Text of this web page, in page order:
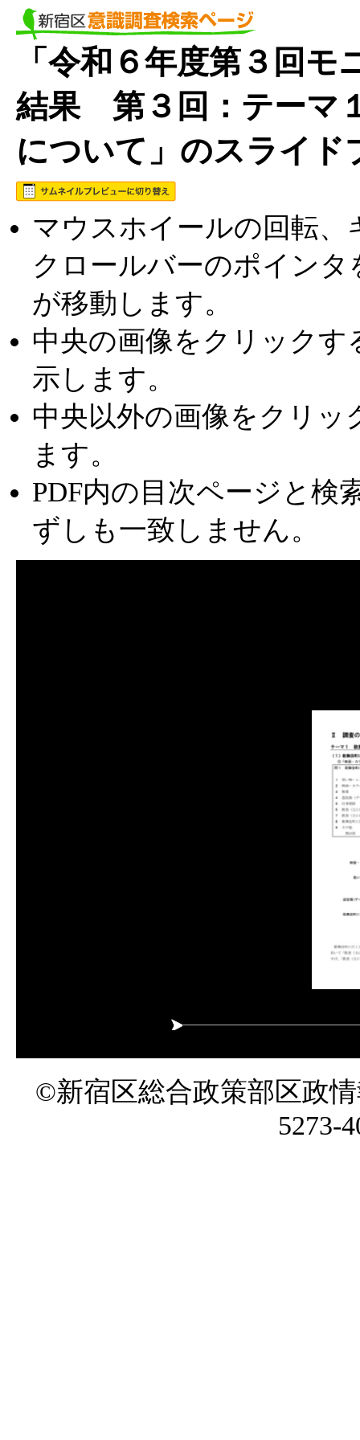
「令和６年度第３回
結果 第３回：テーマ
について」のスライド
マウスホイールの回転
クロールバーのポイン
が移動します。
中央の画像をクリック
示します。
中央以外の画像をクリ
ます。
PDF内の目次ページと検
ずしも一致しません。
©新宿区総合政策部区政
5273-